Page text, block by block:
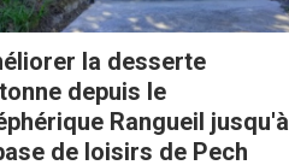
la desserte
depuis le
Rangueil jusqu'à
de loisirs de Pech